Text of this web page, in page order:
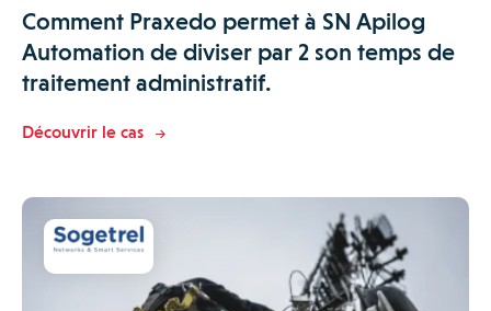
Comment Praxedo permet à SN Apilog
Automation de diviser par 2 son temps de
traitement administratif.
Découvrir le cas